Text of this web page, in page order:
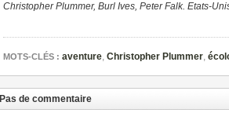
Christopher Plummer, Burl Ives, Peter Falk. Etats-
MOTS-CLÉS : aventure, Christopher Plummer,
Pas de commentaire